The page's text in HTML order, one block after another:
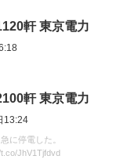
軒 東京電力
軒 東京電力
13:24
に停電した。
JhV1Tjfdvd